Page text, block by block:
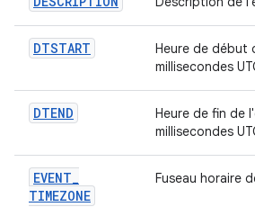
DTSTART
Heure de début
millisecondes
DTEND
Heure de fin de
millisecondes
EVENT_
TIMEZONE
Fuseau horaire